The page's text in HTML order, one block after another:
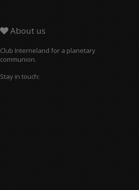
About us
Club Interneland for a planetary
communion.
Stay in touch: